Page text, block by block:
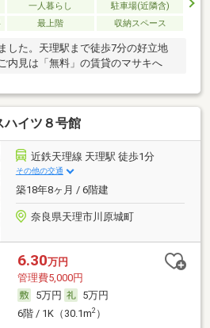
一人暮らし
駐車場(近隣含)
最上階 収納スペース
した。天理駅まで徒歩7分の好立地
内見は「無料」の賃貸のマサキへ
ハイツ８号館
近鉄天理線 天理駅 徒歩1分
その他の交通
築18年8ヶ月 / 6階建
奈良県天理市川原城町
6.30万円
管理費5,000円
5万円
5万円
6階 / 1K（30.1m2）